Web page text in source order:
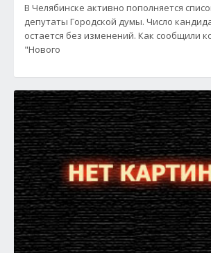
В Челябинске активно пополняется
депутаты Городской думы. Число
остается без изменений. Как сообщили
"Нового